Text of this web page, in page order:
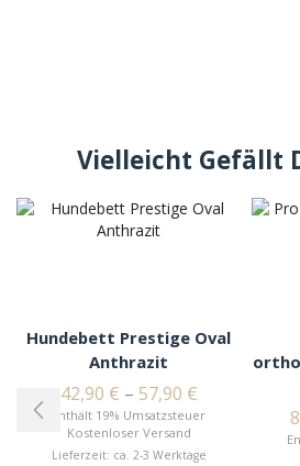
Vielleicht Gefällt
Hundebett Prestige Oval
Anthrazit
42,90 € – 57,90 €
Enthält 19% Umsatzsteuer
Kostenloser Versand
Lieferzeit: ca. 2-3 Werktage